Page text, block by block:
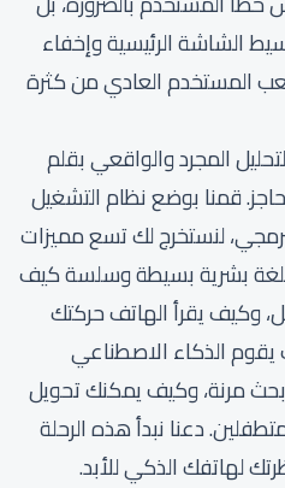
الشاشة الرئيسية وإخفاء
المستخدم العادي من كثرة
المجرد والواقعي بقلم
قمنا بوضع نظام التشغيل
لنستخرج لك تسع مميزات
بشرية بسيطة وسلسة كيف
وكيف يقرأ الهاتف حركتك
يقوم الذكاء الاصطناعي
مرنة، وكيف يمكنك تحويل
دعنا نبدأ هذه الرحلة
لهاتفك الذكي للأبد.